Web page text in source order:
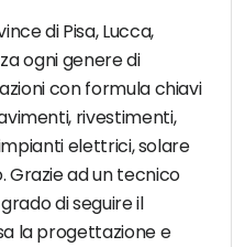
di Pisa, Lucca,
ogni genere di
con formula chiavi
rivestimenti,
elettrici, solare
Grazie ad un tecnico
di seguire il
la progettazione e